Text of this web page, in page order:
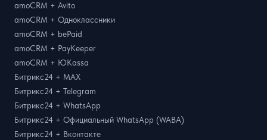
amoCRM + Avito
amoCRM + Одноклассники
amoCRM + bePaid
amoCRM + PayKeeper
amoCRM + ЮKassa
Битрикс24 + MAX
Битрикс24 + Telegram
Битрикс24 + WhatsApp
Битрикс24 + Официальный WhatsApp (WABA)
Битрикс24 + Вконтакте